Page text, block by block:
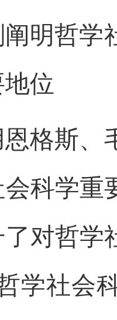
明哲学
位
格斯、
科学重
对哲学
学社会